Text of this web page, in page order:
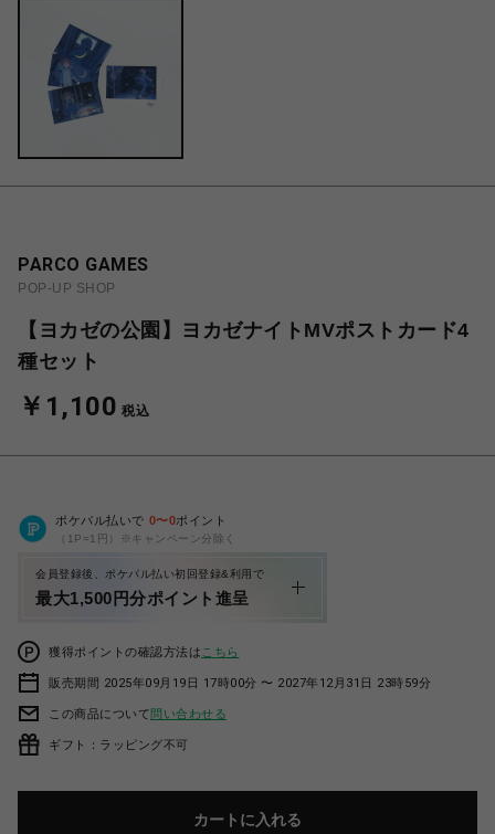
PARCO GAMES
POP-UP SHOP
【ヨカゼの公園】ヨカゼナイトMVポストカード4
種セット
￥1,100 税込
ポケパル払いで 0〜0ポイント
（1P=1円）※キャンペーン分除く
会員登録後、ポケパル払い初回登録&利用で
最大1,500円分ポイント進呈
獲得ポイントの確認方法は こちら
販売期間 2025年09月19日 17時00分 〜 2027年12月31日 23時59分
この商品について問い合わせる
ギフト：ラッピング不可
カートに入れる